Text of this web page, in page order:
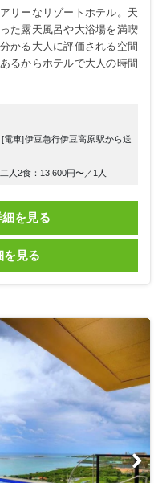
リーなリゾートホテル。天
た露天風呂や大浴場を満喫
かる大人に評価される空間
るからホテルで大人の時間
車]伊豆急行伊豆高原駅から送
人2食：13,600円〜／1人
を見る
を見る